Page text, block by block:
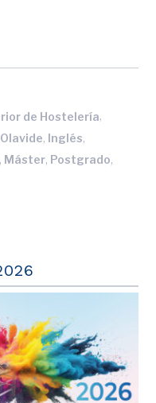
de Hostelería,
, Inglés,
, Máster, Postgrado,